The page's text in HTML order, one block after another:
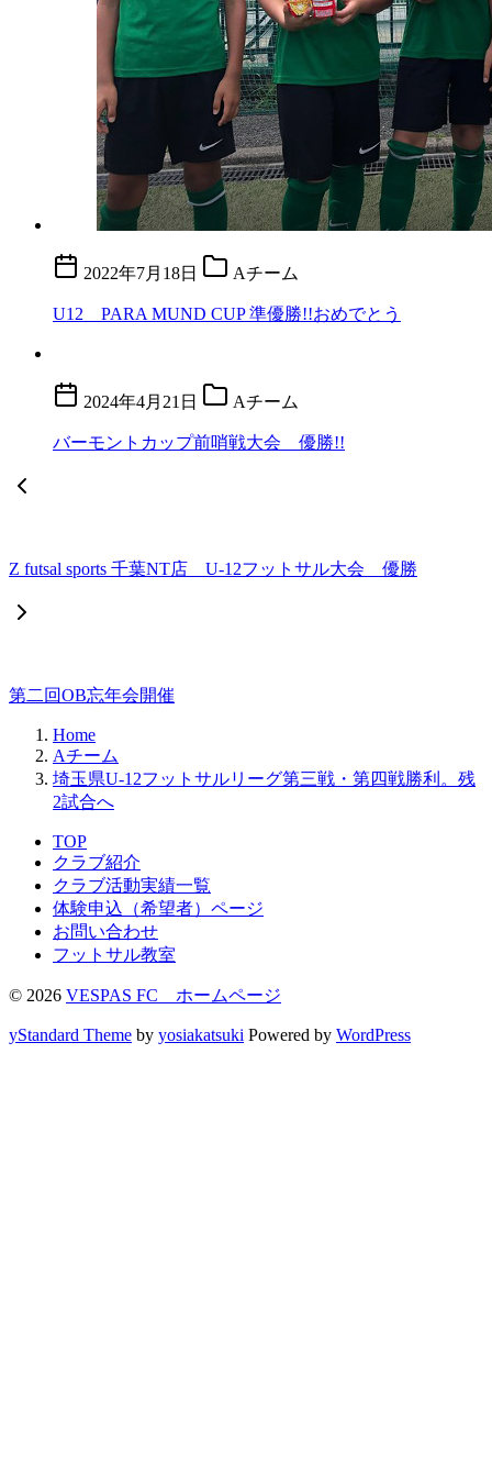
2022年7月18日 Aチーム
U12 PARA MUND CUP 準優勝!!おめでとう
2024年4月21日 Aチーム
バーモントカップ前哨戦大会 優勝!!
Z futsal sports 千葉NT店 U-12フットサル大会 優勝
第二回OB忘年会開催
Home
Aチーム
埼玉県U-12フットサルリーグ第三戦・第四戦勝利。残
2試合へ
TOP
クラブ紹介
クラブ活動実績一覧
体験申込（希望者）ページ
お問い合わせ
フットサル教室
© 2026 VESPAS FC ホームページ
yStandard Theme by yosiakatsuki Powered by WordPress